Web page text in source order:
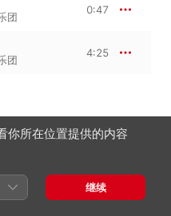
团
0:47
团
4:25
Berlin
你所在位置提供的内容
继续